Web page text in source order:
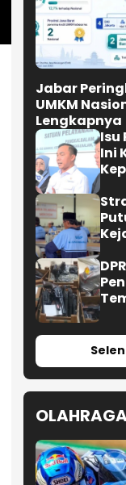
Jabar
UMKM
Lengkapnya
Isu
Ini